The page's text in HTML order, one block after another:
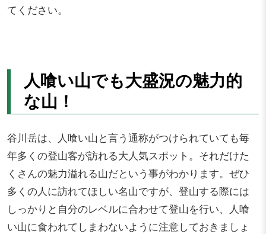
てください。
人喰い山でも大盛況の魅力的
な山！
谷川岳は、人喰い山と言う通称がつけられていても毎
年多くの登山客が訪れる大人気スポット。それだけた
くさんの魅力溢れる山だという事がわかります。ぜひ
多くの人に訪れてほしい名山ですが、登山する際には
しっかりと自分のレベルに合わせて登山を行い、人喰
い山に食われてしまわないように注意しておきましょ